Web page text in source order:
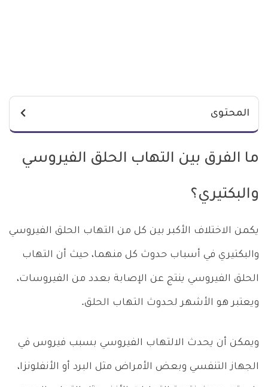
المحتوى
ما الفرق بين التهاب الحلق الفيروسي
والبكتيري؟
يكمن الاختلاف الأكبر بين كل من التهاب الحلق الفيروسي
والبكتيري في أسباب حدوث كل منهما، حيث أن التهاب
الحلق الفيروسي ينتج عن الإصابة بعدد من الفيروسات،
ويعتبر هو الأشهر لحدوث التهاب الحلق.
ويمكن أن يحدث الالتهاب الفيروسي بسبب فيروس في
الجهاز التنفسي وبعض الأمراض مثل البرد أو الأنفلونزا،